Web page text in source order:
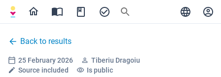
Back to results
25 February 2026
Tiberiu Dragoiu
Source included
Is public